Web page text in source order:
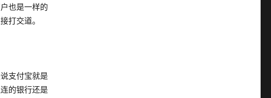
也是一样的
打交道。
支付宝就是
的银行还是